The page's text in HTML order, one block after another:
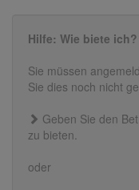
Hilfe: Wie biete ich?
Sie müssen
Sie dies noch nicht
Geben Sie den
zu bieten.
oder